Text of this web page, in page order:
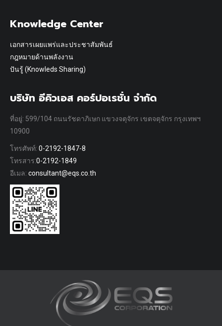
Knowledge Center
เอกสารเผยแพร่และประชาสัมพันธ์
กฎหมายด้านพลังงาน
ปันรู้ (Knowleds Sharing)
บริษัท อีคิวเอส คอร์ปอเรชั่น จำกัด
ที่อยู่: 599/104 ถนนรัชดาภิเษก แขวงจตุจักร เขตจตุจักร กรุงเทพฯ
10900
โทรศัพท์: 0-2192-1847-8
โทรสาร:0-2192-1849
อีเมล: consultant@eqs.co.th